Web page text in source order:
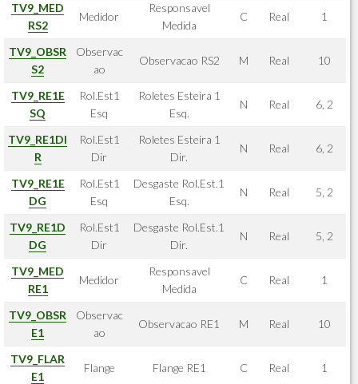
TV9_MED
RS2
Medidor
Responsavel
Medida
C Real 1
TV9_OBSR
S2
Observac
ao
Observacao RS2 M Real 10
TV9_RE1E
SQ
Rol.Est1
Esq
Roletes Esteira 1
Esq.
N Real 6, 2
TV9_RE1DI
R
Rol.Est1
Dir
Roletes Esteira 1
Dir.
N Real 6, 2
TV9_RE1E
DG
Rol.Est1
Esq
Desgaste Rol.Est.1
Esq.
N Real 5, 2
TV9_RE1D
DG
Rol.Est1
Dir
Desgaste Rol.Est.1
Dir.
N Real 5, 2
TV9_MED
RE1
Medidor
Responsavel
Medida
C Real 1
TV9_OBSR
E1
Observac
ao
Observacao RE1 M Real 10
TV9_FLAR
E1
Flange Flange RE1 C Real 1